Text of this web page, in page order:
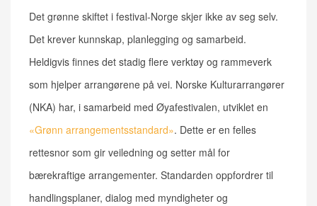
Det grønne skiftet i festival-Norge skjer ikke av seg selv.
Det krever kunnskap, planlegging og samarbeid.
Heldigvis finnes det stadig flere verktøy og rammeverk
som hjelper arrangørene på vei. Norske Kulturarrangører
(NKA) har, i samarbeid med Øyafestivalen, utviklet en
«Grønn arrangementsstandard». Dette er en felles
rettesnor som gir veiledning og setter mål for
bærekraftige arrangementer. Standarden oppfordrer til
handlingsplaner, dialog med myndigheter og